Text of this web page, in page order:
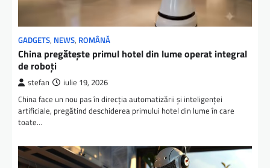
GADGETS, NEWS, ROMÂNĂ
China pregătește primul hotel din lume operat integral
de roboți
stefan iulie 19, 2026
China face un nou pas în direcția automatizării și inteligenței
artificiale, pregătind deschiderea primului hotel din lume în care
toate…